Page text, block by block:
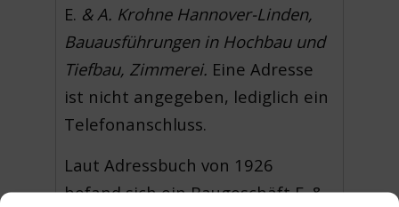
E. & A. Krohne Hannover-Linden,
Bauausführungen in Hochbau und
Tiefbau, Zimmerei. Eine Adresse
ist nicht angegeben, lediglich ein
Telefonanschluss.
Laut Adressbuch von 1926
befand sich ein Baugeschäft E. &